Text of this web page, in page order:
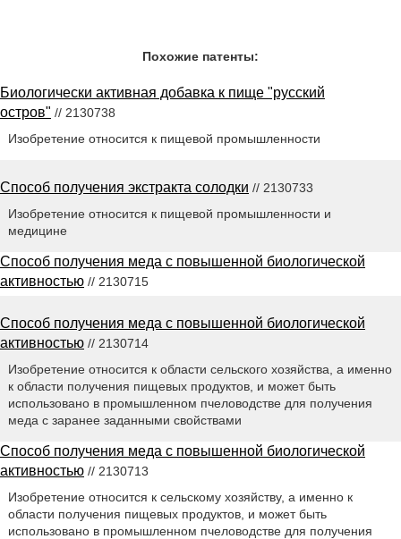
Похожие патенты:
Биологически активная добавка к пище "русский
остров" // 2130738
Изобретение относится к пищевой промышленности
Способ получения экстракта солодки // 2130733
Изобретение относится к пищевой промышленности и
медицине
Способ получения меда с повышенной биологической
активностью // 2130715
Способ получения меда с повышенной биологической
активностью // 2130714
Изобретение относится к области сельского хозяйства, а именно
к области получения пищевых продуктов, и может быть
использовано в промышленном пчеловодстве для получения
меда с заранее заданными свойствами
Способ получения меда с повышенной биологической
активностью // 2130713
Изобретение относится к сельскому хозяйству, а именно к
области получения пищевых продуктов, и может быть
использовано в промышленном пчеловодстве для получения